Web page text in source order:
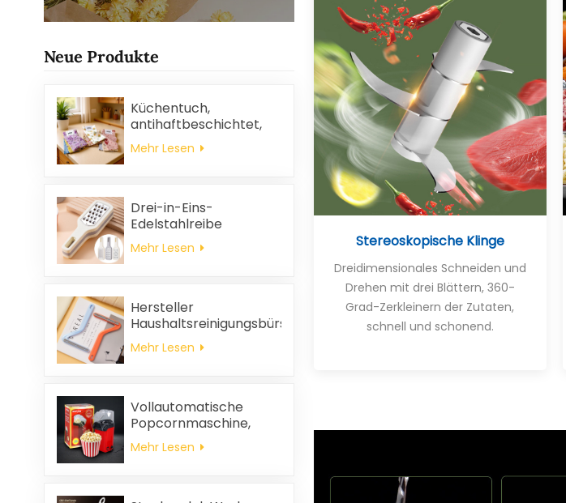
Neue Produkte
Küchentuch,
antihaftbeschichtet,
ölabweisend, leicht zu
reinigen, dick, bedruckt,
wiederverwendbar,
umweltfreundlich
Mehr Lesen
Drei-in-Eins-
Edelstahlreibe
Mehr Lesen
Hersteller
Haushaltsreinigungsbürste
aus Kunststoff Kleidung
statische
Mehr Lesen
Vollautomatische
Popcornmaschine,
tragbare
Popcornmaschine für
Mehr Lesen
Stereoskopische Klinge
Dreidimensionales Schneiden und
Drehen mit drei Blättern, 360-
Grad-Zerkleinern der Zutaten,
schnell und schonend.